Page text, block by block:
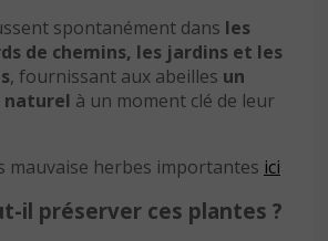
spontanément dans les
de chemins, les jardins et les
, fournissant aux abeilles un
naturel à un moment clé de leur
mauvaise herbes importantes ici
il préserver ces plantes ?